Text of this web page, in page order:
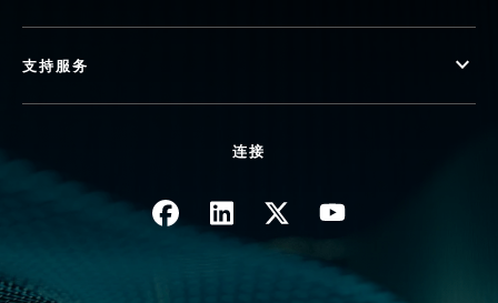
支持服务
连接
图像 图像 图像 图像